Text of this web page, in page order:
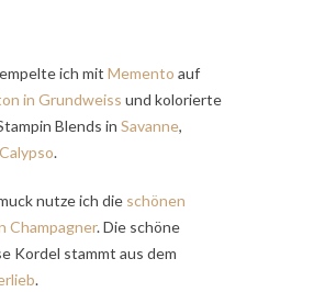
ich mit Memento auf
in Grundweiss und kolorierte
Blends in Savanne,
Calypso.
nutze ich die schönen
Champagner. Die schöne
Kordel stammt aus dem
.